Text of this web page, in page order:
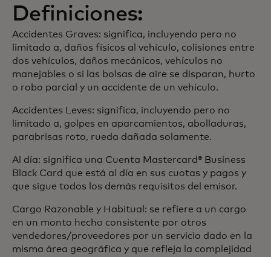
Definiciones:
Accidentes Graves: significa, incluyendo pero no
limitado a, daños físicos al vehículo, colisiones entre
dos vehículos, daños mecánicos, vehículos no
manejables o si las bolsas de aire se disparan, hurto
o robo parcial y un accidente de un vehículo.
Accidentes Leves: significa, incluyendo pero no
limitado a, golpes en aparcamientos, abolladuras,
parabrisas roto, rueda dañada solamente.
Al día: significa una Cuenta Mastercard® Business
Black Card que está al día en sus cuotas y pagos y
que sigue todos los demás requisitos del emisor.
Cargo Razonable y Habitual: se refiere a un cargo
en un monto hecho consistente por otros
vendedores/proveedores por un servicio dado en la
misma área geográfica y que refleja la complejidad